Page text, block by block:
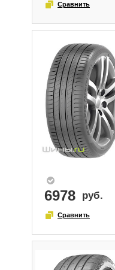
6978